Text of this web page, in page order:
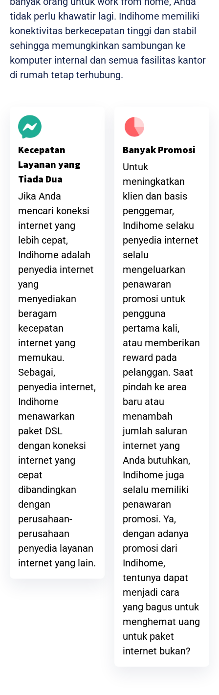
tidak perlu khawatir lagi. Indihome memiliki
konektivitas berkecepatan tinggi dan stabil
sehingga memungkinkan sambungan ke
komputer internal dan semua fasilitas kantor
di rumah tetap terhubung.
Kecepatan
Layanan yang
Tiada Dua
Jika Anda
mencari koneksi
internet yang
lebih cepat,
Indihome adalah
penyedia internet
yang
menyediakan
beragam
kecepatan
internet yang
memukau.
Sebagai,
penyedia internet,
Indihome
menawarkan
paket DSL
dengan koneksi
internet yang
cepat
dibandingkan
dengan
perusahaan-
perusahaan
penyedia layanan
internet yang lain.
Banyak Promosi
Untuk
meningkatkan
klien dan basis
penggemar,
Indihome selaku
penyedia internet
selalu
mengeluarkan
penawaran
promosi untuk
pengguna
pertama kali,
atau memberikan
reward pada
pelanggan. Saat
pindah ke area
baru atau
menambah
jumlah saluran
internet yang
Anda butuhkan,
Indihome juga
selalu memiliki
penawaran
promosi. Ya,
dengan adanya
promosi dari
Indihome,
tentunya dapat
menjadi cara
yang bagus untuk
menghemat uang
untuk paket
internet bukan?